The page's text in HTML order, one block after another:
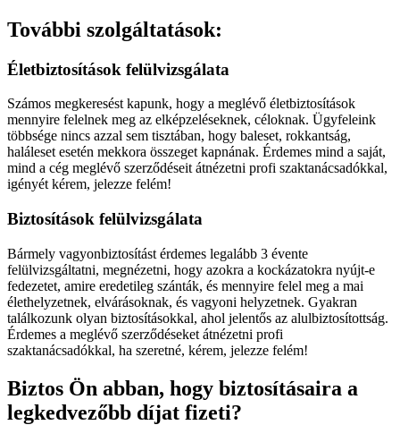
További szolgáltatások:
Életbiztosítások felülvizsgálata
Számos megkeresést kapunk, hogy a meglévő életbiztosítások
mennyire felelnek meg az elképzeléseknek, céloknak. Ügyfeleink
többsége nincs azzal sem tisztában, hogy baleset, rokkantság,
haláleset esetén mekkora összeget kapnának. Érdemes mind a saját,
mind a cég meglévő szerződéseit átnézetni profi szaktanácsadókkal,
igényét kérem, jelezze felém!
Biztosítások felülvizsgálata
Bármely vagyonbiztosítást érdemes legalább 3 évente
felülvizsgáltatni, megnézetni, hogy azokra a kockázatokra nyújt-e
fedezetet, amire eredetileg szánták, és mennyire felel meg a mai
élethelyzetnek, elvárásoknak, és vagyoni helyzetnek. Gyakran
találkozunk olyan biztosításokkal, ahol jelentős az alulbiztosítottság.
Érdemes a meglévő szerződéseket átnézetni profi
szaktanácsadókkal, ha szeretné, kérem, jelezze felém!
Biztos Ön abban, hogy biztosításaira a
legkedvezőbb díjat fizeti?